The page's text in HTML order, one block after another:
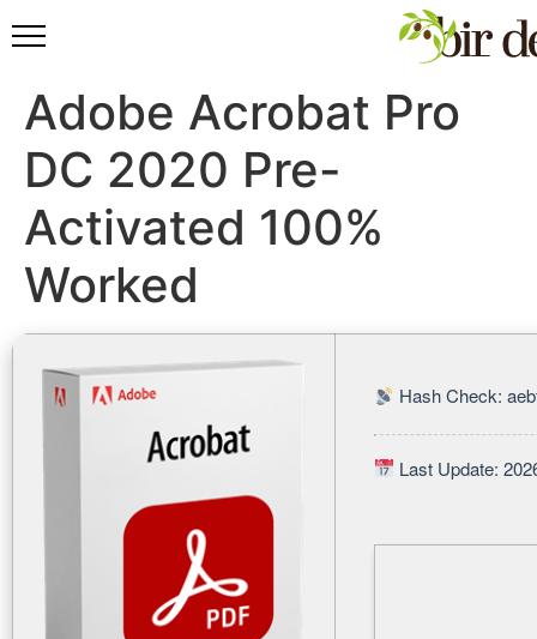
Adobe Acrobat Pro
DC 2020 Pre-
Activated 100%
Worked
Hash Check:
Last Update: